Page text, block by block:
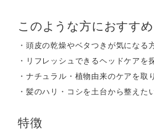
このような方におすすめ
・頭皮の乾燥やベタつきが気になる
・リフレッシュできるヘッドケアを
・ナチュラル・植物由来のケアを取
・髪のハリ・コシを土台から整えた
特徴